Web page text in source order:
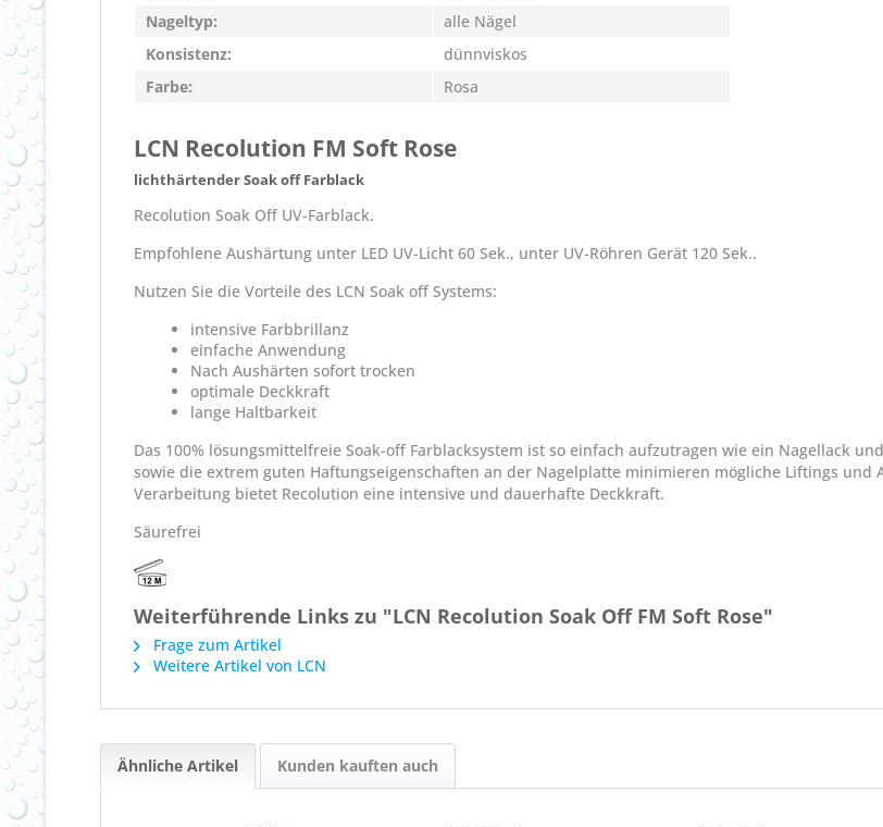
Nageltyp:
alle Nägel
Konsistenz:
dünnviskos
Farbe:
Rosa
LCN Recolution FM Soft Rose
lichthärtender Soak off Farblack
Recolution Soak Off UV-Farblack.
Empfohlene Aushärtung unter LED UV-Licht 60 Sek., unter UV-Röhren Gerät 120 Sek..
Nutzen Sie die Vorteile des LCN Soak off Systems:
intensive Farbbrillanz
einfache Anwendung
Nach Aushärten sofort trocken
optimale Deckkraft
lange Haltbarkeit
Das 100% lösungsmittelfreie Soak-off Farblacksystem ist so einfach aufzutragen wie ein Nagellack
sowie die extrem guten Haftungseigenschaften an der Nagelplatte minimieren mögliche Liftings
Verarbeitung bietet Recolution eine intensive und dauerhafte Deckkraft.
Säurefrei
Weiterführende Links zu "LCN Recolution Soak Off FM Soft Rose"
Frage zum Artikel
Weitere Artikel von LCN
Ähnliche Artikel Kunden kauften auch